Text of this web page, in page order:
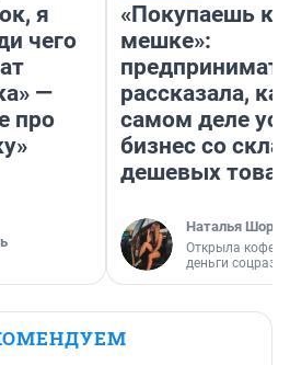
я
чего
—
про
«Покупаешь
мешке»:
рассказала,
самом деле
бизнес со
дешевых
Наталья
Открыла
деньги